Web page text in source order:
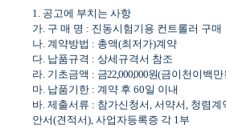
1. 공고에 부치는 사항
가 구 매 명 : 진동시험기용 컨트롤러 구매
나 계약방법 : 총액(최저가)계약
다 납품규격 : 상세규격서 참조
라 기초금액 : 금22,000,000원(금이천이백만
마 납품기한 : 계약 후 60일 이내
바 제출서류 : 참가신청서 서약서 청렴계
안서(견적서), 사업자등록증 각 1 부